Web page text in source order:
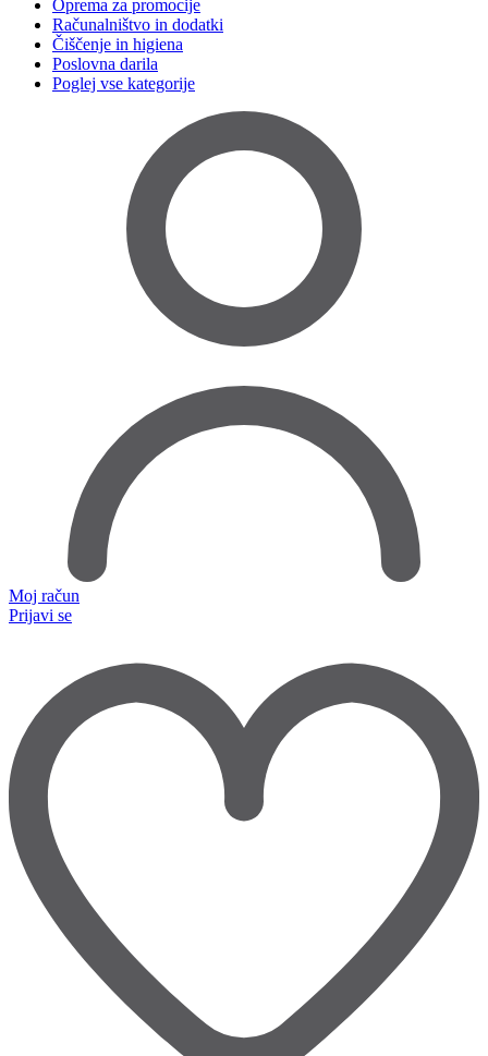
Oprema za promocije
Računalništvo in dodatki
Čiščenje in higiena
Poslovna darila
Poglej vse kategorije
Moj račun
Prijavi se